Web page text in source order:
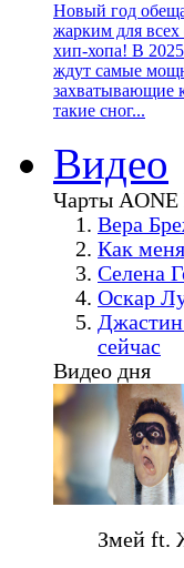
Новый год
жарким для всех
хип-хопа! В
ждут самые
захватывающие
такие сног...
Видео
Чарты AONE
Вера
Как
Селена
Оскар
Джастин
сейчас
Видео дня
Змей ft.